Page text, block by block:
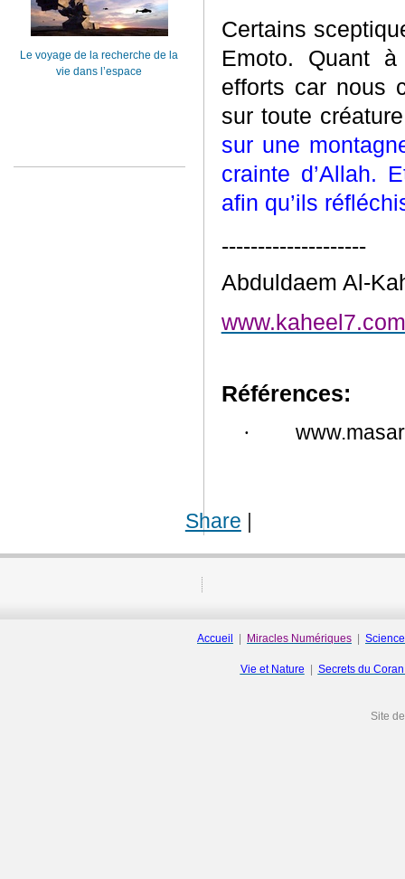
Certains
Emoto. Quant
efforts car nous
sur toute
sur une
crainte d’Allah.
afin qu’ils
--------------------
Abduldaem Al-
Références:
·
Share |
Le voyage de la recherche de la
vie dans l’espace
Accueil Miracles Numériques
Vie et Nature Secrets du
Site